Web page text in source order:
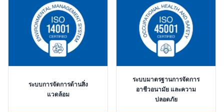
ระบบการจัดการด้านสิ่ง
แวดล้อม
ระบบมาตรฐานการจัดการ
อาชีวอนามัย และความ
ปลอดภัย